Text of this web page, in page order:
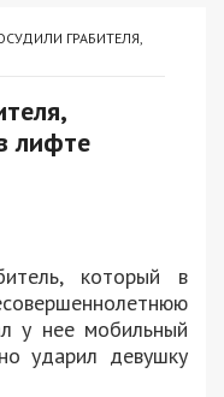
ГРАБИТЕЛЯ,
лифте
который в
у нее мобильный
ударил девушку